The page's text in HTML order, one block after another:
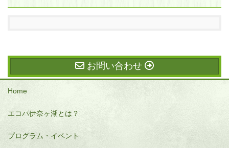
お問い合わせ
Home
エコパ伊奈ヶ湖とは？
プログラム・イベント